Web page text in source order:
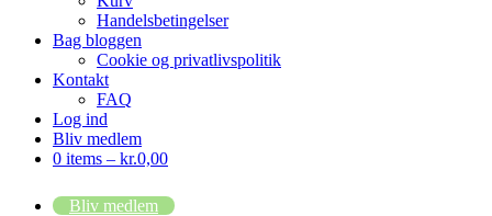
Handelsbetingelser
Bag bloggen
Cookie og privatlivspolitik
Kontakt
FAQ
Log ind
Bliv medlem
0 items – kr.0,00
Bliv medlem